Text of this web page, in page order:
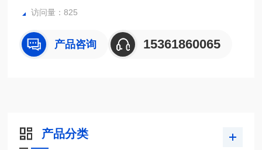
访问量：825
产品咨询 15361860065
产品分类